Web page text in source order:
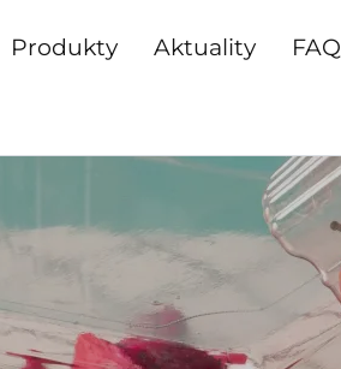
Produkty Aktuality FAQ